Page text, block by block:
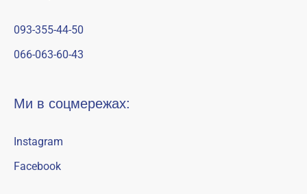
093-355-44-50
066-063-60-43
Ми в соцмережах:
Instagram
Facebook